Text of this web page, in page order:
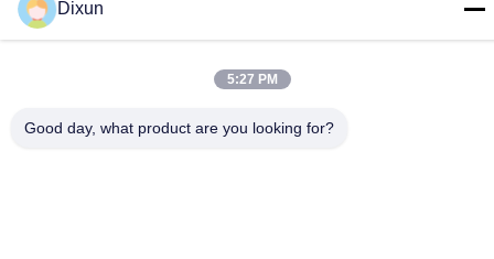
Beliebte Kategorien
Machines
MaschenSchweißgeräts
Dixun
5:27 PM
Good day, what product are you looking for?